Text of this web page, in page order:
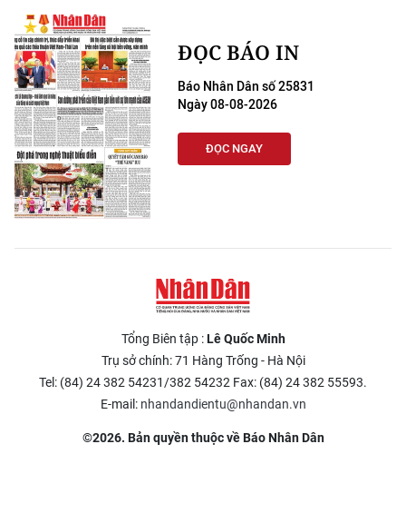
ĐỌC BÁO IN
Báo Nhân Dân số 25831
Ngày 08-08-2026
ĐỌC NGAY
Tổng Biên tập :Lê Quốc Minh
Trụ sở chính: 71 Hàng Trống - Hà Nội
Tel: (84) 24 382 54231/382 54232 Fax: (84) 24 382 55593.
E-mail: nhandandientu@nhandan.vn
©2026. Bản quyền thuộc về Báo Nhân Dân